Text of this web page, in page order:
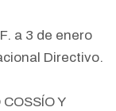
a 3 de enero
Directivo.
Y